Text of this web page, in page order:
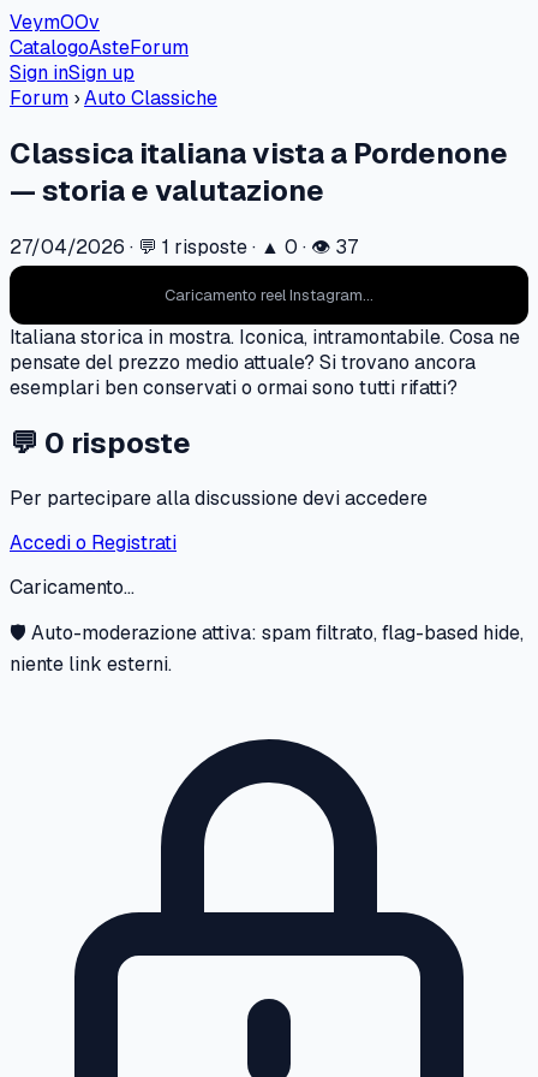
VeymOOv
CatalogoAsteForum
Sign inSign up
Forum ›Auto Classiche
Classica italiana vista a Pordenone
— storia e valutazione
27/04/2026 · 💬 1 risposte · ▲ 0 · 👁 37
Caricamento reel Instagram...
Italiana storica in mostra. Iconica, intramontabile. Cosa ne
pensate del prezzo medio attuale? Si trovano ancora
esemplari ben conservati o ormai sono tutti rifatti?
💬 0 risposte
Per partecipare alla discussione devi accedere
Accedi o Registrati
Caricamento...
🛡️ Auto-moderazione attiva: spam filtrato, flag-based hide,
niente link esterni.